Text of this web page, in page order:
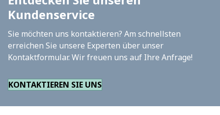
Kundenservice
Sie möchten uns kontaktieren? Am schnellsten
erreichen Sie unsere Experten über unser
Kontaktformular. Wir freuen uns auf Ihre Anfrage!
KONTAKTIEREN SIE UNS